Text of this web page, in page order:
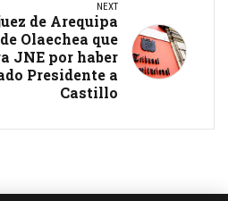
NEXT
de Arequipa
Olaechea que
JNE por haber
Presidente a
Castillo